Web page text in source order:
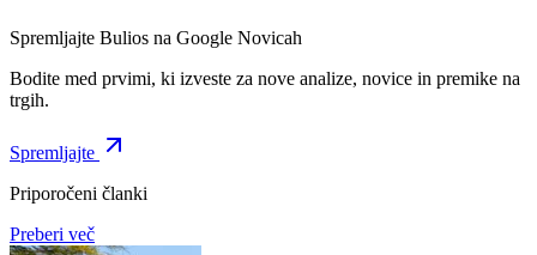
Spremljajte Bulios na Google Novicah
Bodite med prvimi, ki izveste za nove analize, novice in premike na
trgih.
Spremljajte
Priporočeni članki
Preberi več